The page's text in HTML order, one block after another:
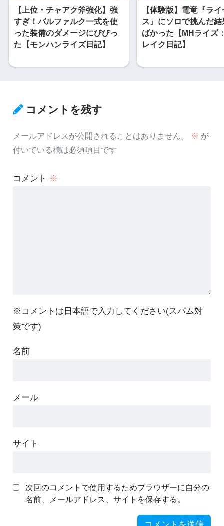
【上位・チャアク斧強化】強
すぎ！バルファルク一式を使
った装備のダメージにびびっ
た【モンハンライズ日記】
【体験版】電竜『ラ
ス』にソロで挑んだ
ばかった【MHライズ
レイク日記】
コメントを残す
メールアドレスが公開されることはありません。 ※ が
付いている欄は必須項目です
コメント ※
※コメントは日本語で入力してください(スパム対
策です)
名前
メール
サイト
次回のコメントで使用するためブラウザーに自分の
名前、メールアドレス、サイトを保存する。